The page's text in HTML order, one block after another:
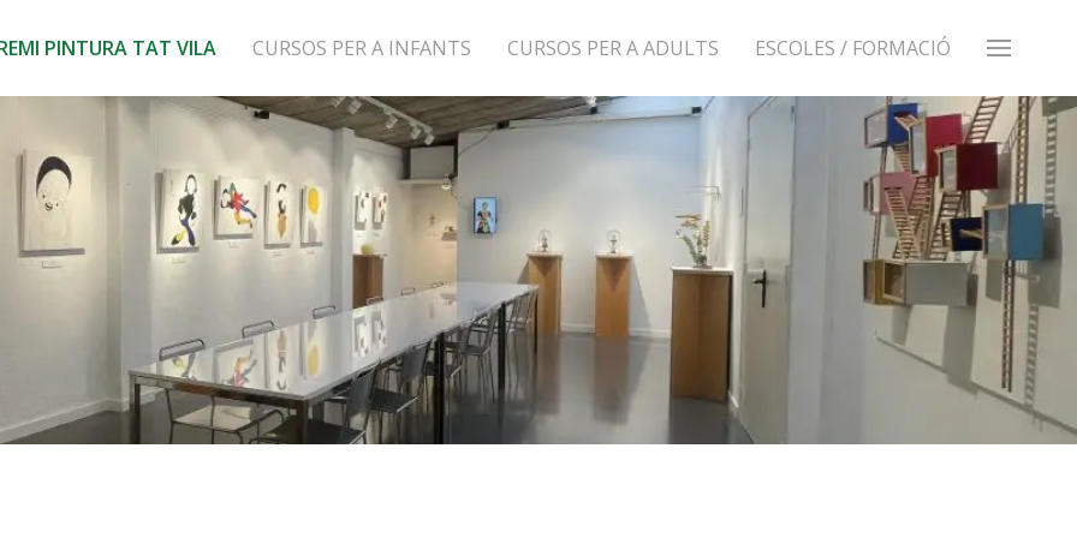
PINTURA TAT VILA CURSOS PER A INFANTS CURSOS PER A ADULTS ESCOLES / FORMACIÓ